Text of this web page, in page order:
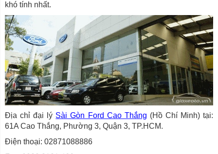
khó tính nhất.
Địa chỉ đại lý Sài Gòn Ford Cao Thắng (Hồ Chí Minh) tại:
61A Cao Thắng, Phường 3, Quận 3, TP.HCM.
Điện thoại: 02871088886